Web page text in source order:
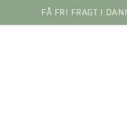
FÅ FRI FRAGT I